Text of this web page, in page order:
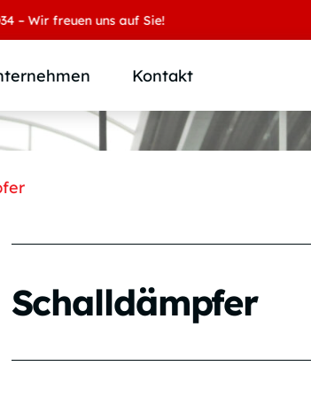
freuen uns auf Sie!
Märkte
Kontakt
Schalldämpfer